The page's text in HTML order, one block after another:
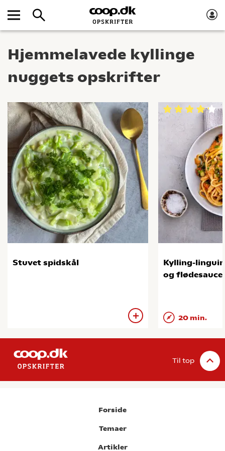
Hjemmelavede kyllinge
nuggets opskrifter
Stuvet spidskål
Kylling-
og flødesauce
20 min.
Til top
Forside
Temaer
Artikler